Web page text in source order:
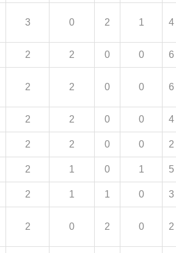
3 0 2 1 4
2 2 0 0 6
2 2 0 0 6
2 2 0 0 4
2 2 0 0 2
2 1 0 1 5
2 1 1 0 3
2 0 2 0 2